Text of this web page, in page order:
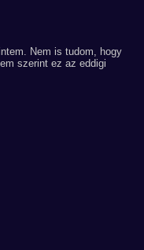
Nem is tudom, hogy
szerint ez az eddigi